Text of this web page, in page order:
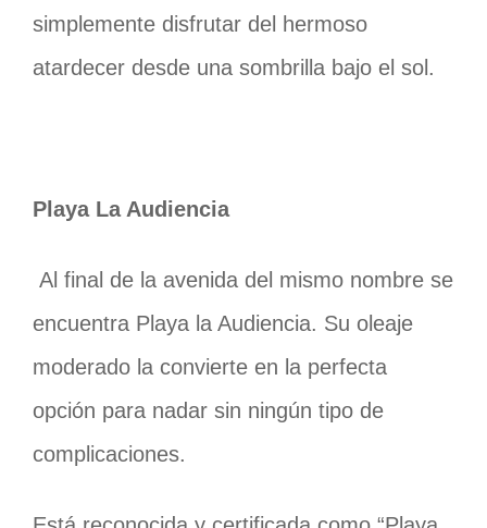
simplemente disfrutar del hermoso
atardecer desde una sombrilla bajo el sol.
Playa La Audiencia
Al final de la avenida del mismo nombre se
encuentra Playa la Audiencia. Su oleaje
moderado la convierte en la perfecta
opción para nadar sin ningún tipo de
complicaciones.